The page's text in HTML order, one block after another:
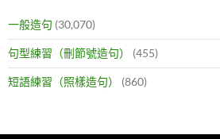
一般造句 (30,070)
句型練習（刪節號造句） (455)
短語練習（照樣造句） (860)